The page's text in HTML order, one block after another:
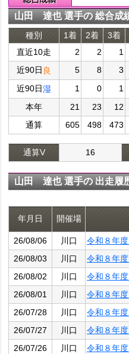
山田 達也 選手の 総合成
種別 1着 2着 3着
直近10走
2 2 1
近90日 良 5 8 3
近90日湿 1 0 1
本年
21 23 12
通算
605 498 473
通算V 16
山田 達也 選手の 出走履
年月日 開催場
26/08/06 川口
令和８年
26/08/03
川口
令和８年
26/08/02
川口
令和８年
26/08/01
川口
令和８年
26/07/28
川口
令和８年
26/07/27
川口
令和８年
26/07/26
川口
令和８年